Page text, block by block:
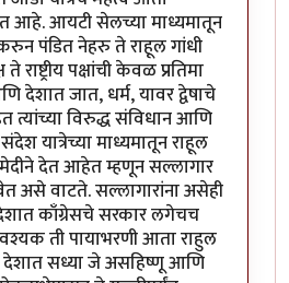
आहे. आयटी सेलच्या माध्यमातून
पंडित नेहरु ते राहूल गांधी
राष्ट्रीय पक्षांची केवळ प्रतिमा
देशात जात, धर्म, यावर द्वेषाचे
विरुद्ध संविधान आणि
संदेश यात्रेच्या माध्यमातून राहूल
देत आहेत म्हणून सल्लागार
असे वाटते. सल्लागारांना असेही
काँग्रेसचे सरकार लगेचच
ती पायाभरणी आता राहुल
सध्या जे असहिष्णू आणि